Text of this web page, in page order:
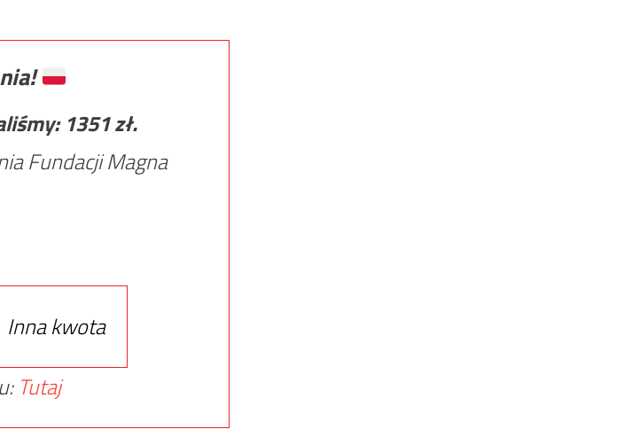
1351zł.
Fundacji Magna
Inna kwota
Tutaj